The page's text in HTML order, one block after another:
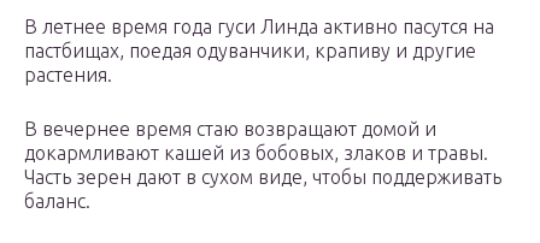
В летнее время года гуси Линда активно пасутся на
пастбищах, поедая одуванчики, крапиву и другие
растения.
В вечернее время стаю возвращают домой и
докармливают кашей из бобовых, злаков и травы.
Часть зерен дают в сухом виде, чтобы поддерживать
баланс.